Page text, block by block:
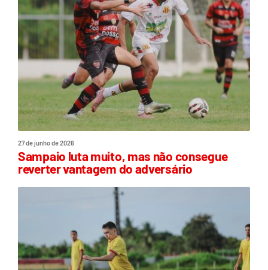
27 de junho de 2026
Sampaio luta muito, mas não consegue
reverter vantagem do adversário